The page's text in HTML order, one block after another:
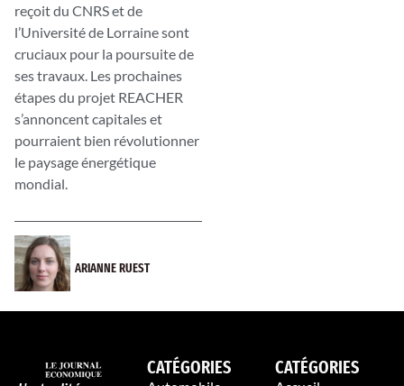
reçoit du CNRS et de
l’Université de Lorraine sont
cruciaux pour la poursuite de
ses travaux. Les prochaines
étapes du projet REACHER
s’annoncent capitales et
pourraient bien révolutionner
le paysage énergétique
mondial.
ARIANNE RUEST
CATÉGORIES CATÉGORIES